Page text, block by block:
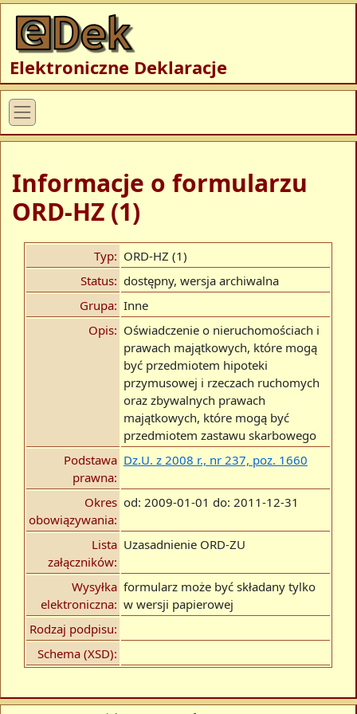
Elektroniczne Deklaracje
Informacje o formularzu
ORD-HZ (1)
Typ: ORD-HZ (1)
Status: dostępny, wersja archiwalna
Grupa: Inne
Opis: Oświadczenie o nieruchomościach i
prawach majątkowych, które mogą
być przedmiotem hipoteki
przymusowej i rzeczach ruchomych
oraz zbywalnych prawach
majątkowych, które mogą być
przedmiotem zastawu skarbowego
Podstawa
prawna:
Dz.U. z 2008 r., nr 237, poz. 1660
Okres
obowiązywania:
od: 2009-01-01 do: 2011-12-31
Lista
załączników:
Uzasadnienie ORD-ZU
Wysyłka
elektroniczna:
formularz może być składany tylko
w wersji papierowej
Rodzaj podpisu:
Schema (XSD):